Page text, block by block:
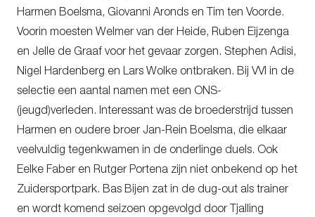
Harmen Boelsma, Giovanni Aronds en Tim ten Voorde.
Voorin moesten Welmer van der Heide, Ruben Eijzenga
en Jelle de Graaf voor het gevaar zorgen. Stephen Adisi,
Nigel Hardenberg en Lars Wolke ontbraken. Bij VVI in de
selectie een aantal namen met een ONS-
(jeugd)verleden. Interessant was de broederstrijd tussen
Harmen en oudere broer Jan-Rein Boelsma, die elkaar
veelvuldig tegenkwamen in de onderlinge duels. Ook
Eelke Faber en Rutger Portena zijn niet onbekend op het
Zuidersportpark. Bas Bijen zat in de dug-out als trainer
en wordt komend seizoen opgevolgd door Tjalling